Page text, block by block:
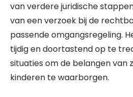
van verdere juridische
van een verzoek bij de
passende omgangsregeling.
tijdig en doortastend op te
situaties om de belangen van
kinderen te waarborgen.